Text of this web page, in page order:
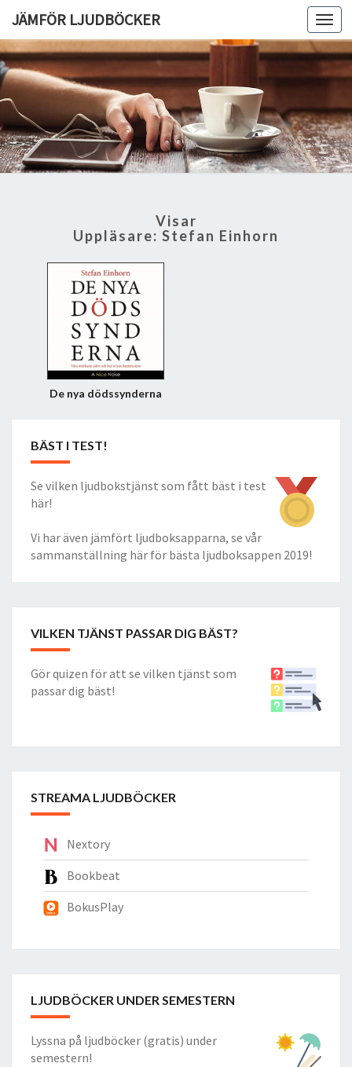
JÄMFÖR LJUDBÖCKER
Visar
Uppläsare: Stefan Einhorn
De nya dödssynderna
BÄST I TEST!
Se vilken ljudbokstjänst som fått bäst i test
här!
Vi har även jämfört ljudboksapparna, se vår
sammanställning här för bästa ljudboksappen 2019!
VILKEN TJÄNST PASSAR DIG BÄST?
Gör quizen för att se vilken tjänst som
passar dig bäst!
STREAMA LJUDBÖCKER
Nextory
Bookbeat
BokusPlay
LJUDBÖCKER UNDER SEMESTERN
Lyssna på ljudböcker (gratis) under
semestern!